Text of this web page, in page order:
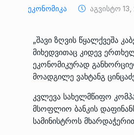
Ეკონომიკა Აგვისტო 13,
„შავი ზღვის წყალქვეშა
მიხედვითაც კიდევ
ეკონომიკურად
მოადგილე ვახტანგ
კვლევა სახელმწიფო
მსოფლიო ბანკის
სამინისტროს
9
10